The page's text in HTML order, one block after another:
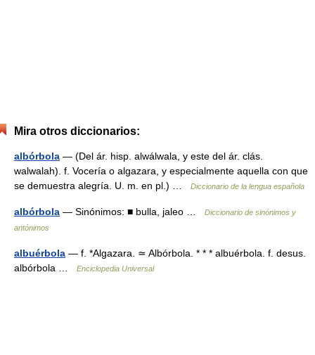
Mira otros diccionarios:
albórbola — (Del ár. hisp. alwálwala, y este del ár. clás.
walwalah). f. Vocería o algazara, y especialmente aquella con que
se demuestra alegría. U. m. en pl.) …
Diccionario de la lengua española
albórbola — Sinónimos: ■ bulla, jaleo …
Diccionario de sinónimos y
antónimos
albuérbola — f. *Algazara. ≃ Albórbola. * * * albuérbola. f. desus.
albórbola …
Enciclopedia Universal